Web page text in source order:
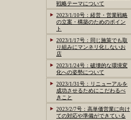
戦略テーマについて
2023/1/10号：経営・営業戦略
の立案・構築のためのポイン
ト
2023/1/17号：同じ施策でも取
り組みにマンネリ化しないお
店
2023/1/24号：破壊的な環境変
化への姿勢について
2023/1/31号：リニューアルを
成功させるためにこだわるべ
きこと
2023/2/7号：高単価営業に向け
ての対応や準備ができている